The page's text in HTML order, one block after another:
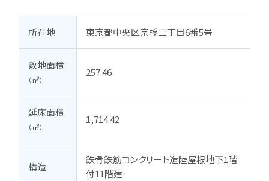
所在地 東京都中央区京橋二丁目6番5号
敷地面積
（㎡）
257.46
延床面積
（㎡）
1,714.42
構造
鉄骨鉄筋コンクリート造陸屋根地下1階
付11階建